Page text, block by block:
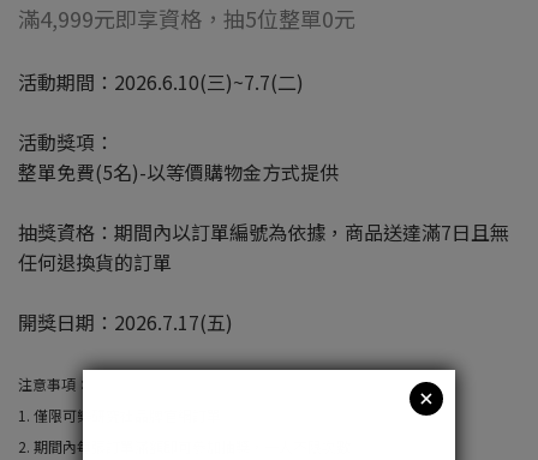
滿4,999元即享資格，抽5位整單0元
活動期間：2026.6.10(三)~7.7(二)
活動獎項：
整單免費(5名)-以等價購物金方式提供
抽獎資格：期間內以訂單編號為依據，商品送達滿7日且無
任何退換貨的訂單
開獎日期：2026.7.17(五)
注意事項：
1. 僅限可樂研究社品牌官網訂單
2. 期間內每張訂單滿額即可參加抽獎，一人不限次數